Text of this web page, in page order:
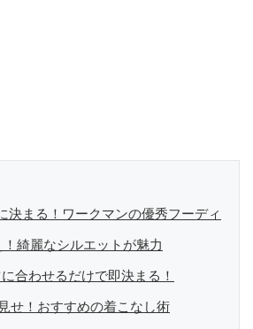
決まる！ワークマンの優秀フーディ
綺麗なシルエットが魅力
合わせるだけで即決まる！
せ！おすすめの着こなし術